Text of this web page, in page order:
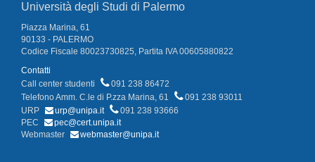
Università degli Studi di Palermo
Piazza Marina, 61
90133 - PALERMO
Codice Fiscale 80023730825, Partita IVA 00605880822
Contatti
Call center studenti
091 238 86472
Telefono Amm. C.le di P.zza Marina, 61
091 238 93011
URP
urp@unipa.it
091 238 93666
PEC
pec@cert.unipa.it
Webmaster
webmaster@unipa.it